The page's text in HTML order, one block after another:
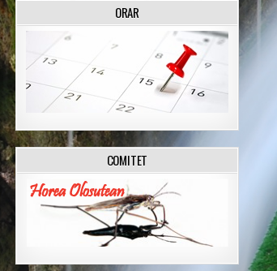
ORAR
COMITET